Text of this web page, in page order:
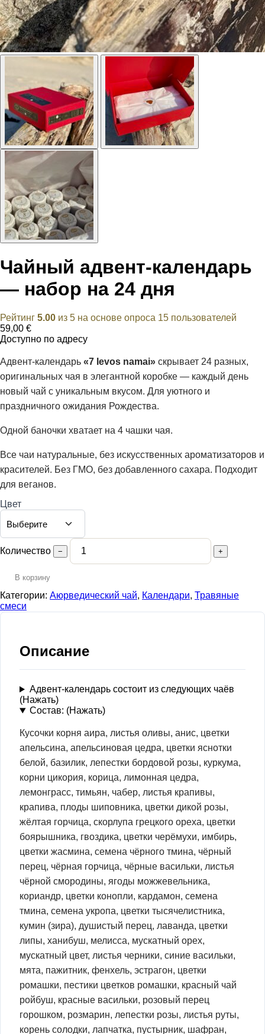
Чайный адвент-календарь
— набор на 24 дня
Рейтинг 5.00 из 5 на основе опроса 15 пользователей
59,00 €
Доступно по адресу
Адвент-календарь «7 Ievos namai» скрывает 24 разных,
оригинальных чая в элегантной коробке — каждый день
новый чай с уникальным вкусом. Для уютного и
праздничного ожидания Рождества.
Одной баночки хватает на 4 чашки чая.
Все чаи натуральные, без искусственных ароматизаторов и
красителей. Без ГМО, без добавленного сахара. Подходит
для веганов.
Цвет
Количество − +
В корзину
Категории: Аюрведический чай, Календари, Травяные
смеси
Описание
Адвент-календарь состоит из следующих чаёв
(Нажать)
Состав: (Нажать)
Кусочки корня аира, листья оливы, анис, цветки
апельсина, апельсиновая цедра, цветки яснотки
белой, базилик, лепестки бордовой розы, куркума,
корни цикория, корица, лимонная цедра,
лемонграсс, тимьян, чабер, листья крапивы,
крапива, плоды шиповника, цветки дикой розы,
жёлтая горчица, скорлупа грецкого ореха, цветки
боярышника, гвоздика, цветки черёмухи, имбирь,
цветки жасмина, семена чёрного тмина, чёрный
перец, чёрная горчица, чёрные васильки, листья
чёрной смородины, ягоды можжевельника,
кориандр, цветки конопли, кардамон, семена
тмина, семена укропа, цветки тысячелистника,
кумин (зира), душистый перец, лаванда, цветки
липы, ханибуш, мелисса, мускатный орех,
мускатный цвет, листья черники, синие васильки,
мята, пажитник, фенхель, эстрагон, цветки
ромашки, пестики цветков ромашки, красный чай
ройбуш, красные васильки, розовый перец
горошком, розмарин, лепестки розы, листья руты,
корень солодки, лапчатка, пустырник, шафран,